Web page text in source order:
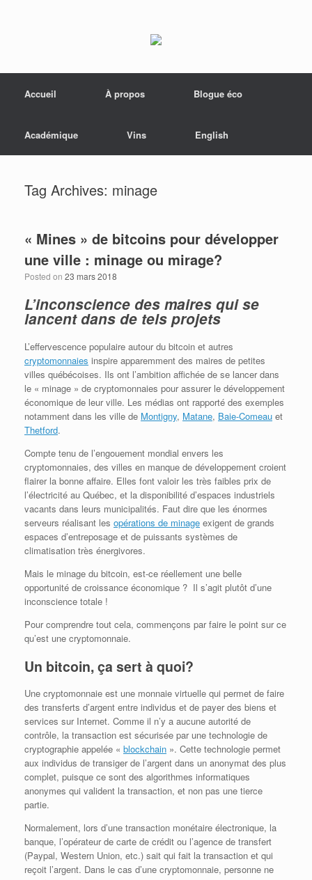
Accueil
À propos Blogue éco
Académique Vins English
Tag Archives: minage
« Mines » de bitcoins pour développer
une ville : minage ou mirage?
Posted on 23 mars 2018
L’inconscience des maires qui se
lancent dans de tels projets
L’effervescence populaire autour du bitcoin et autres
cryptomonnaies inspire apparemment des maires de petites
villes québécoises. Ils ont l’ambition affichée de se lancer dans
le « minage » de cryptomonnaies pour assurer le développement
économique de leur ville. Les médias ont rapporté des exemples
notamment dans les ville de Montigny, Matane, Baie-Comeau et
Thetford.
Compte tenu de l’engouement mondial envers les
cryptomonnaies, des villes en manque de développement croient
flairer la bonne affaire. Elles font valoir les très faibles prix de
l’électricité au Québec, et la disponibilité d’espaces industriels
vacants dans leurs municipalités. Faut dire que les énormes
serveurs réalisant les opérations de minage exigent de grands
espaces d’entreposage et de puissants systèmes de
climatisation très énergivores.
Mais le minage du bitcoin, est-ce réellement une belle
opportunité de croissance économique ? Il s’agit plutôt d’une
inconscience totale !
Pour comprendre tout cela, commençons par faire le point sur ce
qu’est une cryptomonnaie.
Un bitcoin, ça sert à quoi?
Une cryptomonnaie est une monnaie virtuelle qui permet de faire
des transferts d’argent entre individus et de payer des biens et
services sur Internet. Comme il n’y a aucune autorité de
contrôle, la transaction est sécurisée par une technologie de
cryptographie appelée « blockchain ». Cette technologie permet
aux individus de transiger de l’argent dans un anonymat des plus
complet, puisque ce sont des algorithmes informatiques
anonymes qui valident la transaction, et non pas une tierce
partie.
Normalement, lors d’une transaction monétaire électronique, la
banque, l’opérateur de carte de crédit ou l’agence de transfert
(Paypal, Western Union, etc.) sait qui fait la transaction et qui
reçoit l’argent. Dans le cas d’une cryptomonnaie, personne ne